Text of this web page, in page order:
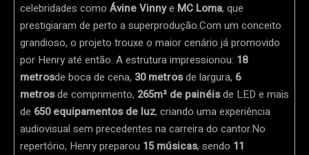
celebridades como Ávine Vinnye MC Loma, que
prestigiaram de perto a superprodução.Com um conceito
grandioso, o projeto trouxe o maior cenário já promovido
por Henry até então. A estrutura impressionou: 18
metrosde boca de cena, 30 metrosde largura, 6
metrosde comprimento, 265m² de painéisde LED e mais
de 650 equipamentos de luz, criando uma experiência
audiovisual sem precedentes na carreira do cantor.No
repertório, Henry preparou 15 músicas, sendo 11